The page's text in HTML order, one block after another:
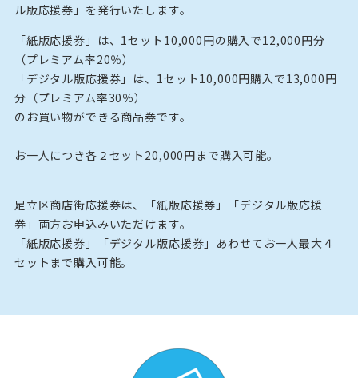
ル版応援券」を発行いたします。
「紙版応援券」は、1セット10,000円の購入で12,000円分
（プレミアム率20％）
「デジタル版応援券」は、1セット10,000円購入で13,000円
分（プレミアム率30％）
のお買い物ができる商品券です。
お一人につき各２セット20,000円まで購入可能。
足立区商店街応援券は、「紙版応援券」「デジタル版応援
券」両方お申込みいただけます。
「紙版応援券」「デジタル版応援券」あわせてお一人最大４
セットまで購入可能。